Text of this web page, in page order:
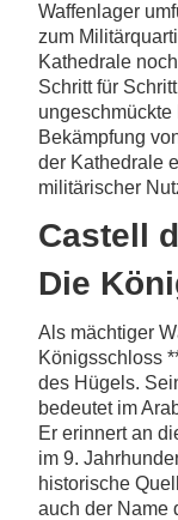
Waffenlager
zum
Kathedrale
Schritt für
Bekämpfung
der Kathedrale
militärischer
Castell
Die
Als mächtiger
Königsschloss
des Hügels.
bedeutet im
Er erinnert an
im 9.
historische
auch der Name